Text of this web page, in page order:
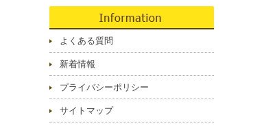
よくある質問
新着情報
プライバシーポリシー
サイトマップ